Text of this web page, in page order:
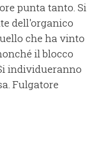
punta tanto. Si
dell'organico
che ha vinto
il blocco
individueranno
Fulgatore